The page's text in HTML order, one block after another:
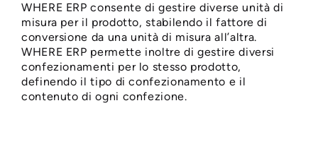
WHERE ERP consente di gestire diverse unità di
misura per il prodotto, stabilendo il fattore di
conversione da una unità di misura all’altra.
WHERE ERP permette inoltre di gestire diversi
confezionamenti per lo stesso prodotto,
definendo il tipo di confezionamento e il
contenuto di ogni confezione.